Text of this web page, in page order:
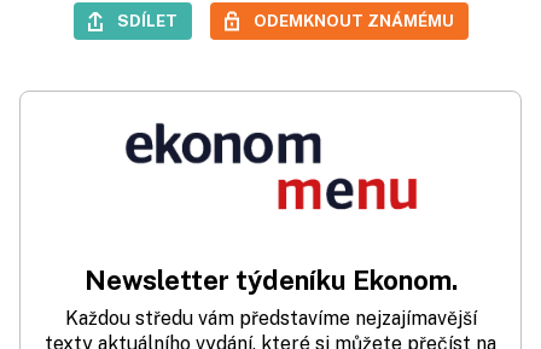
SDÍLET ODEMKNOUT ZNÁMÉMU
Newsletter týdeníku Ekonom.
Každou středu vám představíme nejzajímavější
texty aktuálního vydání, které si můžete přečíst na